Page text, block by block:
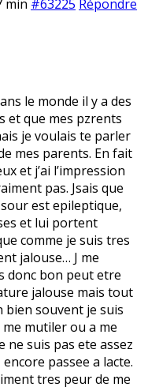
min #63225 Répondre
le monde il y a des
et que mes pzrents
je voulais te parler
mes parents. En fait
et j’ai l’impression
pas. Jsais que
est epileptique,
et lui portent
comme je suis tres
jalouse… J me
donc bon peut etre
jalouse mais tout
bien souvent je suis
mutiler ou a me
ne suis pas ete assez
passee a lacte.
tres peur de me